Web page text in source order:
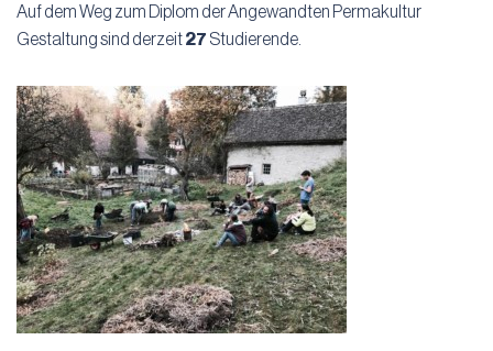
Auf dem Weg zum Diplom der Angewandten Permakultur
Gestaltung sind derzeit27 Studierende.